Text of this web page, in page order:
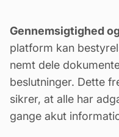
Gennemsigtighed
platform kan
nemt dele
beslutninger. Dette
sikrer, at alle har
gange akut